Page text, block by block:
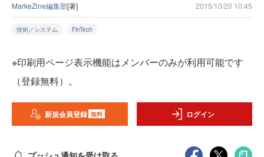
MarkeZine編集部[著] 2015/10/20 10:45
技術／システム FinTech
※印刷用ページ表示機能はメンバーのみが利用可能です
（登録無料）。
新規会員登録 無料 ログイン